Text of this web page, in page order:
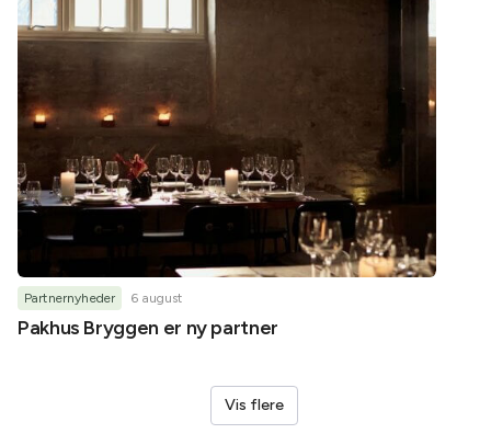
Partnernyheder 6 august
Pakhus Bryggen er ny partner
Vis flere